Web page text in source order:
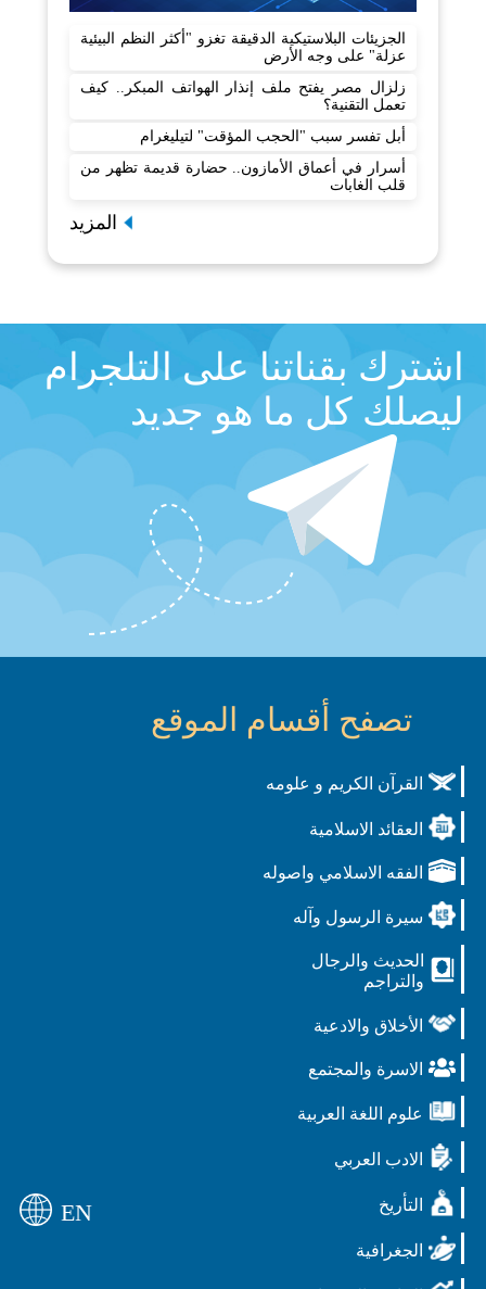
الجزيئات البلاستيكية الدقيقة تغزو "أكثر النظم البيئية
عزلة" على وجه الأرض
زلزال مصر يفتح ملف إنذار الهواتف المبكر.. كيف
تعمل التقنية؟
أبل تفسر سبب "الحجب المؤقت" لتيليغرام
أسرار في أعماق الأمازون.. حضارة قديمة تظهر من
قلب الغابات
المزيد
اشترك بقناتنا على التلجرام
ليصلك كل ما هو جديد
تصفح أقسام الموقع
القرآن الكريم و علومه
العقائد الاسلامية
الفقه الاسلامي واصوله
سيرة الرسول وآله
الحديث والرجال
والتراجم
الأخلاق والادعية
الاسرة والمجتمع
علوم اللغة العربية
الادب العربي
التأريخ
الجغرافية
EN